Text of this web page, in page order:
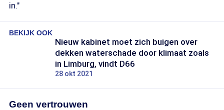
in."
BEKIJK OOK
Nieuw kabinet moet zich buigen over
dekken waterschade door klimaat zoals
in Limburg, vindt D66
28 okt 2021
Geen vertrouwen